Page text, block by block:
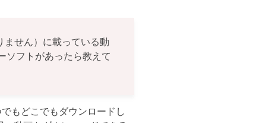
ません）に載っている動
ソフトがあったら教えて
もどこでもダウンロードし